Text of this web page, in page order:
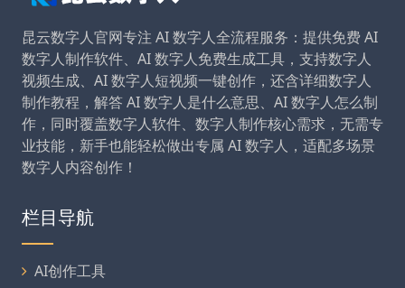
昆云数字人官网专注 AI 数字人全流程服务：提供免费 AI
数字人制作软件、AI 数字人免费生成工具，支持数字人
视频生成、AI 数字人短视频一键创作，还含详细数字人
制作教程，解答 AI 数字人是什么意思、AI 数字人怎么制
作，同时覆盖数字人软件、数字人制作核心需求，无需专
业技能，新手也能轻松做出专属 AI 数字人，适配多场景
数字人内容创作！
栏目导航
AI创作工具